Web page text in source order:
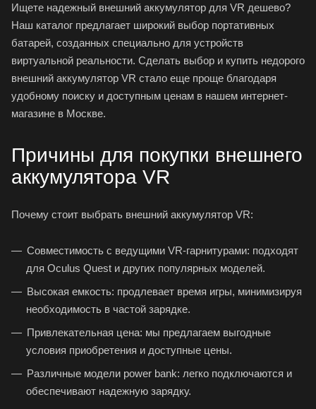
Ищете надежный внешний аккумулятор для VR дешево?
Наш каталог предлагает широкий выбор портативных
батарей, созданных специально для устройств
виртуальной реальности. Сделать выбор и купить недорого
внешний аккумулятор VR стало еще проще благодаря
удобному поиску и доступным ценам в нашем интернет-
магазине в Москве.
Причины для покупки внешнего
аккумулятора VR
Почему стоит выбрать внешний аккумулятор VR:
Совместимость с ведущими VR-гарнитурами: подходят
для Oculus Quest и других популярных моделей.
Высокая емкость: продлевает время игры, минимизируя
необходимость в частой зарядке.
Привлекательная цена: мы предлагаем выгодные
условия приобретения и доступные цены.
Различные модели power bank: легко подключаются и
обеспечивают надежную зарядку.